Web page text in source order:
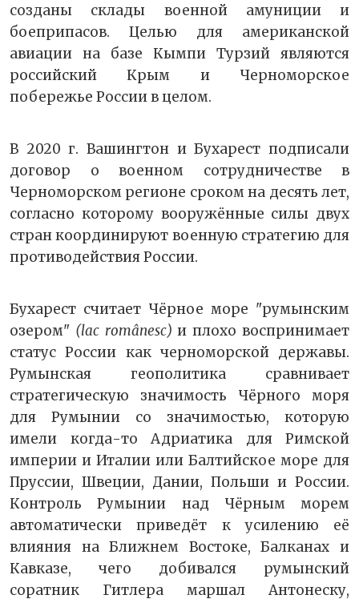
созданы склады военной амуниции и
боеприпасов. Целью для американской
авиации на базе Кымпи Турзий являются
российский Крым и Черноморское
побережье России в целом.
В 2020 г. Вашингтон и Бухарест подписали
договор о военном сотрудничестве в
Черноморском регионе сроком на десять лет,
согласно которому вооружённые силы двух
стран координируют военную стратегию для
противодействия России.
Бухарест считает Чёрное море "румынским
озером" (lac românesc) и плохо воспринимает
статус России как черноморской державы.
Румынская геополитика сравнивает
стратегическую значимость Чёрного моря
для Румынии со значимостью, которую
имели когда-то Адриатика для Римской
империи и Италии или Балтийское море для
Пруссии, Швеции, Дании, Польши и России.
Контроль Румынии над Чёрным морем
автоматически приведёт к усилению её
влияния на Ближнем Востоке, Балканах и
Кавказе, чего добивался румынский
соратник Гитлера маршал Антонеску,